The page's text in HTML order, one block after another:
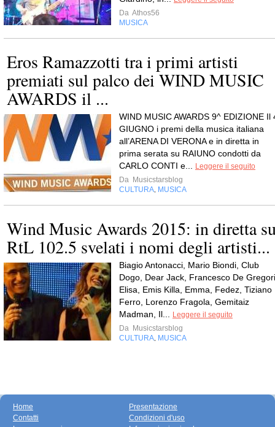
Da Athos56
MUSICA
Eros Ramazzotti tra i primi artisti
premiati sul palco dei WIND MUSIC
AWARDS il ...
WIND MUSIC AWARDS 9^ EDIZIONE Il
GIUGNO i premi della musica italiana
all’ARENA DI VERONA e in diretta in
prima serata su RAIUNO condotti da
CARLO CONTI e...
Leggere il seguito
Da Musicstarsblog
CULTURA MUSICA
Wind Music Awards 2015: in diretta
RtL 102.5 svelati i nomi degli artisti...
Biagio Antonacci, Mario Biondi, Club
Dogo, Dear Jack, Francesco De
Elisa, Emis Killa, Emma, Fedez, Tiziano
Ferro, Lorenzo Fragola, Gemitaiz
Madman, Il...
Leggere il seguito
Da Musicstarsblog
CULTURA MUSICA
Home
Contatti
Presentazione
Condizioni d'uso